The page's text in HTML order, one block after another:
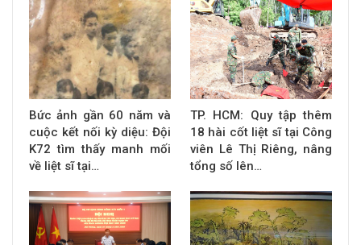
Bức ảnh gần 60 năm và
cuộc kết nối kỳ diệu: Đội
K72 tìm thấy manh mối
về liệt sĩ tại…
TP. HCM: Quy tập thêm
18 hài cốt liệt sĩ tại Công
viên Lê Thị Riêng, nâng
tổng số lên…